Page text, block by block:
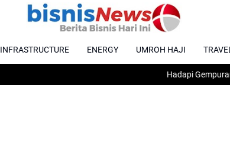
INFRASTRUCTURE ENERGY UMROH HAJI TRAVEL
Hadapi Gempuran AI,